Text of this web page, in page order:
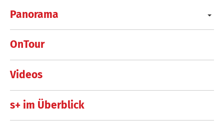
Panorama
OnTour
Videos
s+ im Überblick